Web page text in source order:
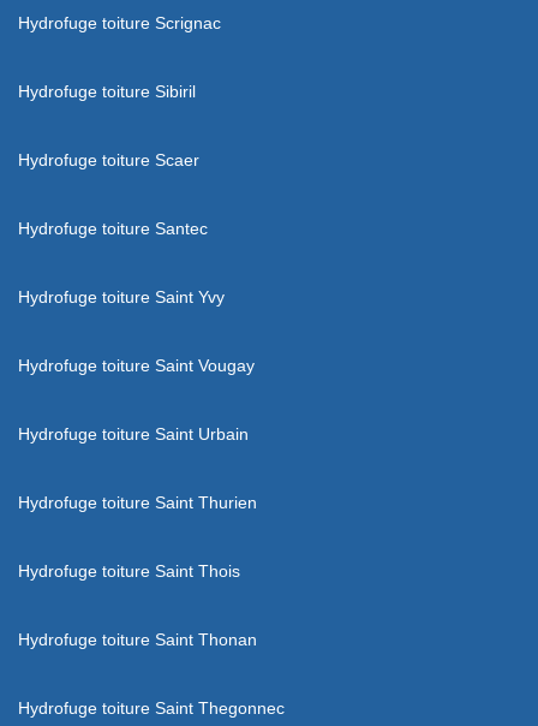
Hydrofuge toiture Scrignac
Hydrofuge toiture Sibiril
Hydrofuge toiture Scaer
Hydrofuge toiture Santec
Hydrofuge toiture Saint Yvy
Hydrofuge toiture Saint Vougay
Hydrofuge toiture Saint Urbain
Hydrofuge toiture Saint Thurien
Hydrofuge toiture Saint Thois
Hydrofuge toiture Saint Thonan
Hydrofuge toiture Saint Thegonnec